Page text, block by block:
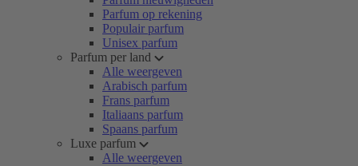
Parfum op rekening
Populair parfum
Unisex parfum
Parfum per land
Alle weergeven
Arabisch parfum
Frans parfum
Italiaans parfum
Spaans parfum
Luxe parfum
Alle weergeven